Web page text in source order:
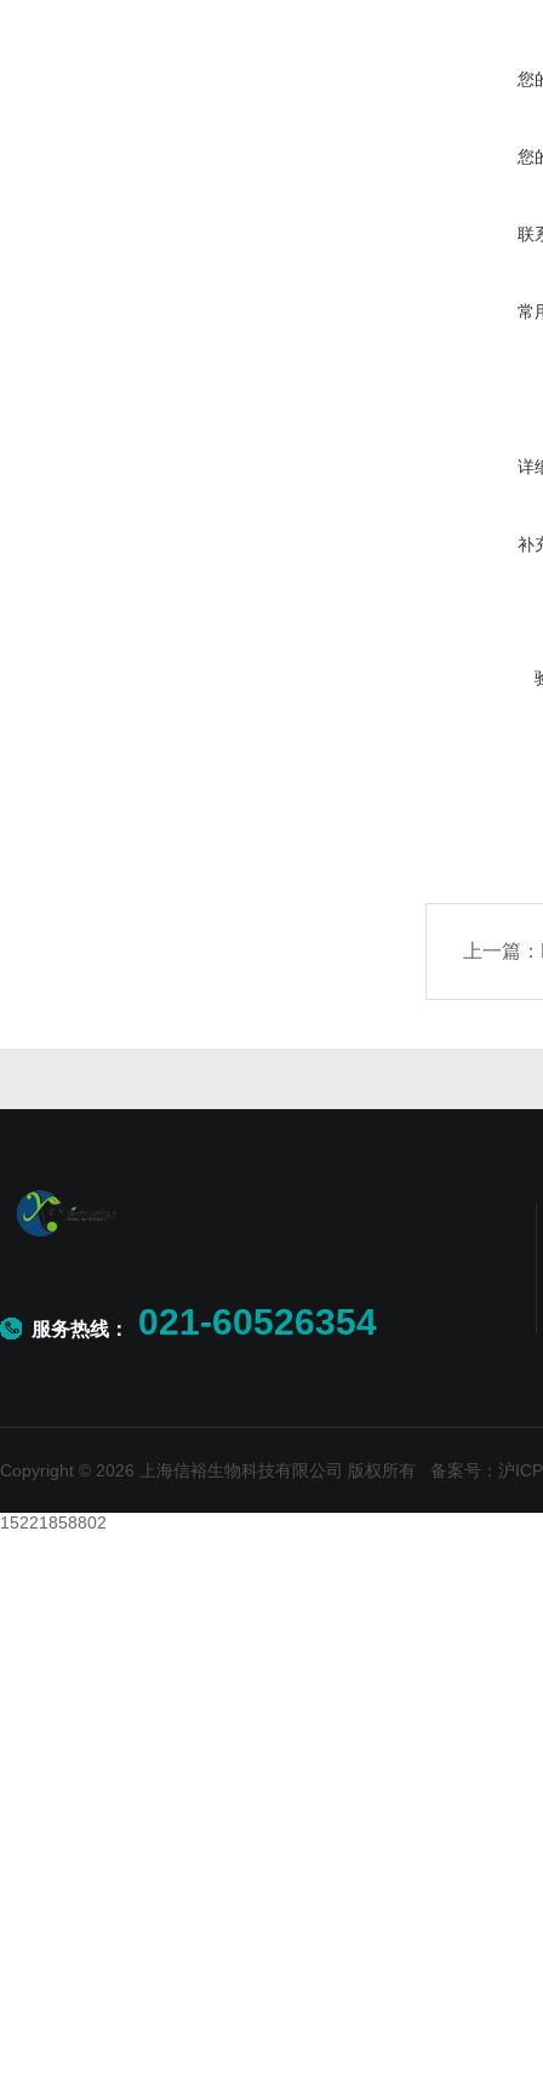
您
您
联
常
详
补
上一篇：
服务热线： 021-60526354
Copyright © 2026 上海信裕生物科技有限公司 版权所有 备案号：沪
15221858802